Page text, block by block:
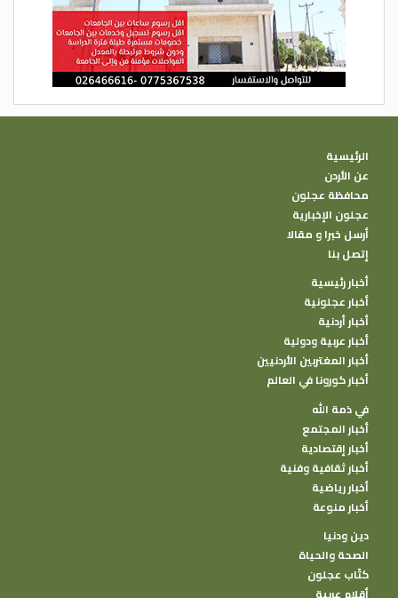
الرئيسية
عن الأردن
محافظة عجلون
عجلون الإخبارية
أرسل خبرا و مقالا
إتصل بنا
أخبار رئيسية
أخبار عجلونية
أخبار أردنية
أخبار عربية ودولية
أخبار المغتربين الأردنيين
أخبار كورونا في العالم
في ذمة الله
أخبار المجتمع
أخبار إقتصادية
أخبار ثقافية وفنية
أخبار رياضية
أخبار منوعة
دين ودنيا
الصحة والحياة
كتًاب عجلون